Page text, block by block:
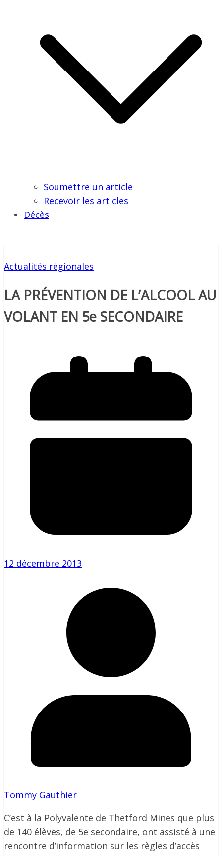
Soumettre un article
Recevoir les articles
Décès
Actualités régionales
LA PRÉVENTION DE L’ALCOOL AU
VOLANT EN 5e SECONDAIRE
12 décembre 2013
Tommy Gauthier
C’est à la Polyvalente de Thetford Mines que plus
de 140 élèves, de 5e secondaire, ont assisté à une
rencontre d’information sur les règles d’accès